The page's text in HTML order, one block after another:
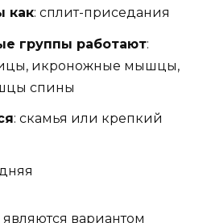
как: сплит-приседания
группы работают:
икроножные мышцы,
спины
: скамья или крепкий
вариантом